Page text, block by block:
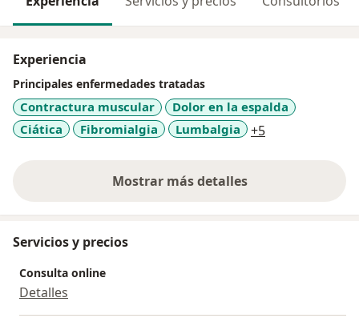
Experiencia
Principales enfermedades tratadas
Contractura muscular
Dolor en la espalda
Ciática
Fibromialgia Lumbalgia +5
Mostrar más detalles
sobre la experiencia
Servicios y precios
Consulta online
Detalles